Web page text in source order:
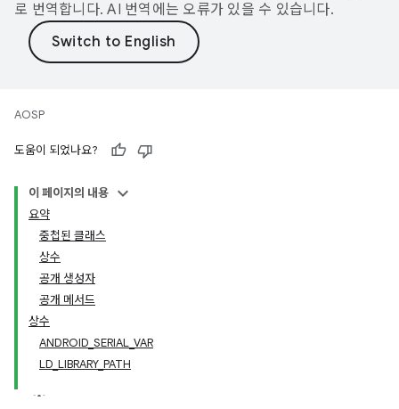
로 번역합니다. AI 번역에는 오류가 있을 수 있습니다.
AOSP
도움이 되었나요?
이 페이지의 내용
요약
중첩된 클래스
상수
공개 생성자
공개 메서드
상수
ANDROID_SERIAL_VAR
LD_LIBRARY_PATH